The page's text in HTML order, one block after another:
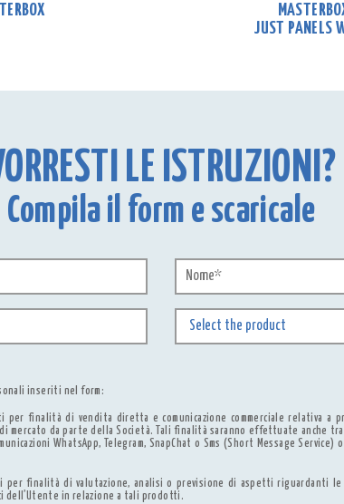
JUST PANELS
LE ISTRUZIONI?
Compila il form e scaricale
inseriti nel form:
finalità di vendita diretta e comunicazione commerciale relativa a
mercato da parte della Società. Tali finalità saranno effettuate anche
WhatsApp, Telegram, SnapChat o Sms (Short Message
per finalità di valutazione, analisi o previsione di aspetti riguardanti
dell’Utente in relazione a tali prodotti.